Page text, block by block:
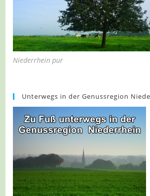
Niederrhein pur
Unterwegs in der Genussregion